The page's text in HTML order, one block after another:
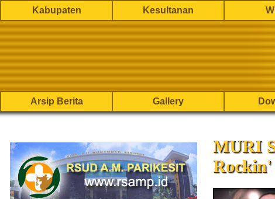
Kabupaten Kesultanan
Arsip Berita Gallery
MURI
Rockin'